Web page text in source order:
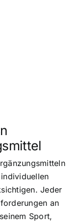
Jeder
an
Sport,